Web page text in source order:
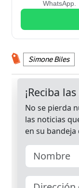
WhatsApp.
Simone Biles